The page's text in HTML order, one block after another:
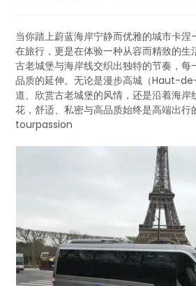
当你踏上蔚蓝海岸宁静而优雅的城市卡
在旅行，更是在体验一种从容而精致的生
古老城堡与海岸线交织出独特的节奏，每
品质的延伸。无论是漫步高城（Haut-
道、欣赏古老城堡的风情，还是沿着海岸
花，舒适、私密与高品质始终是高端出行
tourpassion